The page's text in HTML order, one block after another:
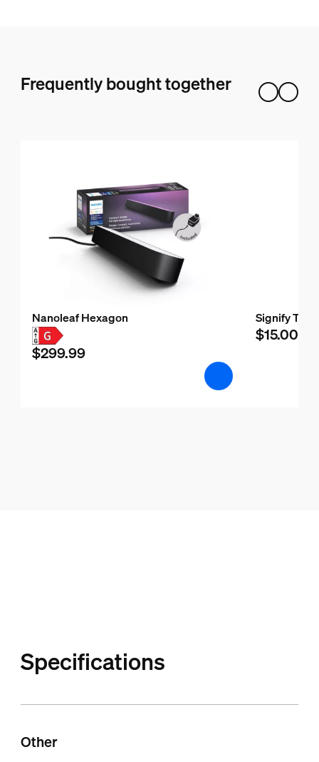
Frequently bought together
Nanoleaf Hexagon
$299.99
Signify
$15.00
Specifications
Other